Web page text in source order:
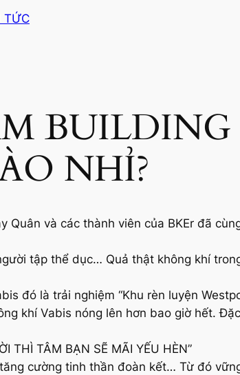
TỨC
NHỈ?
và các thành viên của BKEr đã
tập thể dục… Quả thật không khí
đó là trải nghiệm “Khu rèn luyện
khí Vabis nóng lên hơn bao giờ hết.
THÌ TÂM BẠN SẼ MÃI YẾU HÈN”
cường tinh thần đoàn kết… Từ đó